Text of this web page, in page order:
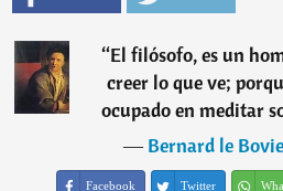
“El filósofo, es un
creer lo que ve;
ocupado en meditar
―Bernard le
Facebook Twitter